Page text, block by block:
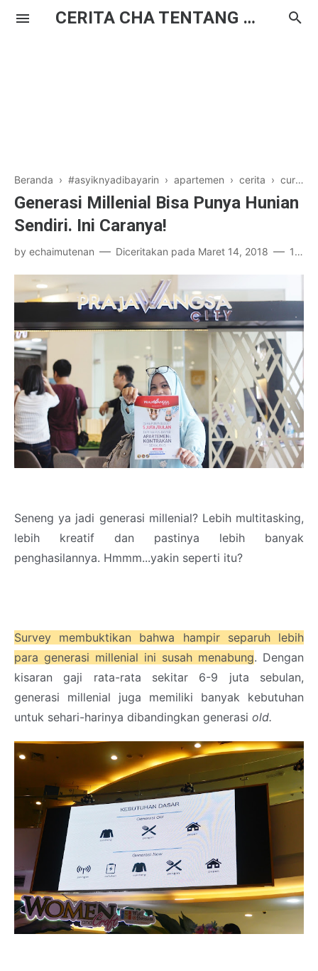
CERITA CHA TENTANG HAL BIASA
Beranda › #asyiknyadibayarin › apartemen › cerita › curhat
Generasi Millenial Bisa Punya Hunian
Sendiri. Ini Caranya!
by echaimutenan Diceritakan pada Maret 14, 2018 11 komentar
Seneng ya jadi generasi millenial? Lebih multitasking,
lebih kreatif dan pastinya lebih banyak
penghasilannya. Hmmm...yakin seperti itu?
Survey membuktikan bahwa hampir separuh lebih
para generasi millenial ini susah menabung. Dengan
kisaran gaji rata-rata sekitar 6-9 juta sebulan,
generasi millenial juga memiliki banyak kebutuhan
untuk sehari-harinya dibandingkan generasi old.